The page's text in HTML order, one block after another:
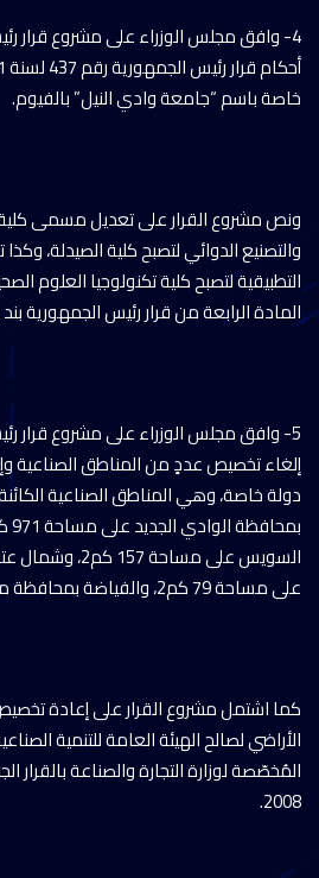
4- وافق مجلس الوزراء على مشروع قرار
خاصة باسم “جامعة وادي النيل” بالفيوم.
ونص مشروع القرار على تعديل مسمى كلية
والتصنيع الدوائي لتصبح كلية الصيدلة،
التطبيقية لتصبح كلية تكنولوجيا العلوم
المادة الرابعة من قرار رئيس الجمهورية
5- وافق مجلس الوزراء على مشروع قرار
إلغاء تخصيص عددٍ من المناطق الصناعية
دولة خاصة، وهي المناطق الصناعية
السويس على
على مساحة 79 كم2، والفياضة بمحافظة مطروح بمساحة 671 كم2.
كما اشتمل مشروع القرار على إعادة
الأراضي لصالح الهيئة العامة للتنمية
2008.